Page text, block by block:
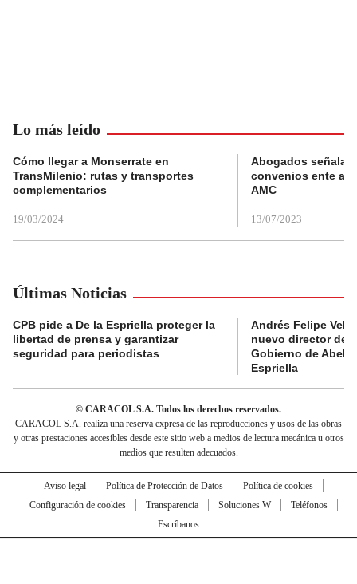
Lo más leído
Cómo llegar a Monserrate en
TransMilenio: rutas y transportes
complementarios
19/03/2024
Abogados
convenios ente
AMC
13/07/2023
Últimas Noticias
CPB pide a De la Espriella proteger la
libertad de prensa y garantizar
seguridad para periodistas
Andrés Felipe
nuevo director de
Gobierno de
Espriella
© CARACOL S.A. Todos los derechos reservados.
CARACOL S.A. realiza una reserva expresa de las reproducciones y usos de las obras
y otras prestaciones accesibles desde este sitio web a medios de lectura mecánica u otros
medios que resulten adecuados.
Aviso legal Política de Protección de Datos
Política de cookies
Configuración de cookies
Transparencia Soluciones W
Teléfonos
Escríbanos